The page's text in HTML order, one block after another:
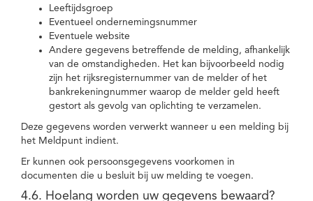
Leeftijdsgroep
Eventueel ondernemingsnummer
Eventuele website
Andere gegevens betreffende de melding, afhankelijk
van de omstandigheden. Het kan bijvoorbeeld nodig
zijn het rijksregisternummer van de melder of het
bankrekeningnummer waarop de melder geld heeft
gestort als gevolg van oplichting te verzamelen.
Deze gegevens worden verwerkt wanneer u een melding bij
het Meldpunt indient.
Er kunnen ook persoonsgegevens voorkomen in
documenten die u besluit bij uw melding te voegen.
4.6. Hoelang worden uw gegevens bewaard?